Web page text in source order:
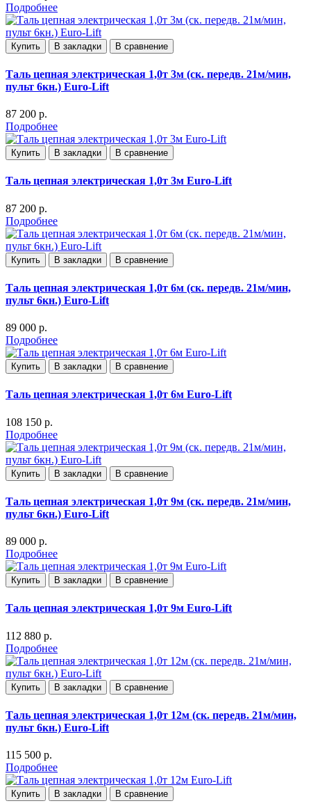
Подробнее
Купить В закладки В сравнение
Таль цепная электрическая 1,0т 3м (ск. передв. 21м/мин,
пульт 6кн.) Euro-Lift
87 200 р.
Подробнее
Купить В закладки В сравнение
Таль цепная электрическая 1,0т 3м Euro-Lift
87 200 р.
Подробнее
Купить В закладки В сравнение
Таль цепная электрическая 1,0т 6м (ск. передв. 21м/мин,
пульт 6кн.) Euro-Lift
89 000 р.
Подробнее
Купить В закладки В сравнение
Таль цепная электрическая 1,0т 6м Euro-Lift
108 150 р.
Подробнее
Купить В закладки В сравнение
Таль цепная электрическая 1,0т 9м (ск. передв. 21м/мин,
пульт 6кн.) Euro-Lift
89 000 р.
Подробнее
Купить В закладки В сравнение
Таль цепная электрическая 1,0т 9м Euro-Lift
112 880 р.
Подробнее
Купить В закладки В сравнение
Таль цепная электрическая 1,0т 12м (ск. передв. 21м/мин,
пульт 6кн.) Euro-Lift
115 500 р.
Подробнее
Купить В закладки В сравнение